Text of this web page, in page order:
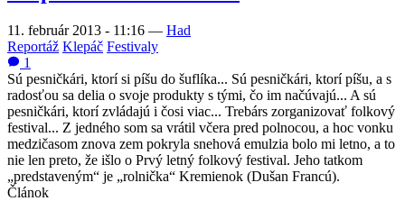
11. február 2013 - 11:16 — Had
Reportáž Klepáč Festivaly
1
Sú pesničkári, ktorí si píšu do šuflíka... Sú pesničkári, ktorí píšu, a s
radosťou sa delia o svoje produkty s tými, čo im načúvajú... A sú
pesničkári, ktorí zvládajú i čosi viac... Trebárs zorganizovať folkový
festival... Z jedného som sa vrátil včera pred polnocou, a hoc vonku
medzičasom znova zem pokryla snehová emulzia bolo mi letno, a to
nie len preto, že išlo o Prvý letný folkový festival. Jeho tatkom
„predstaveným“ je „rolnička“ Kremienok (Dušan Francú).
Článok